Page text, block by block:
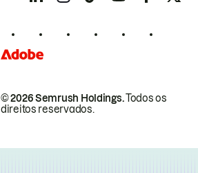
© 2026 Semrush Holdings.Todos os
direitos reservados.